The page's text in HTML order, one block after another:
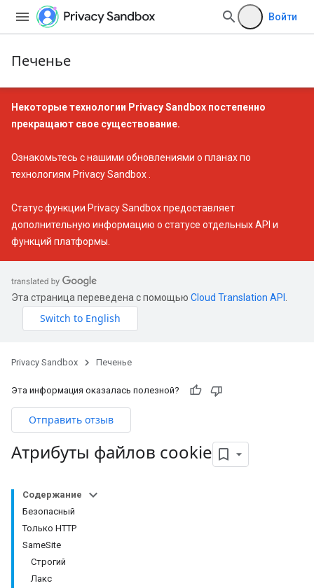
Войти
Печенье
Некоторые технологии Privacy Sandbox постепенно
прекращают свое существование.
Ознакомьтесь с нашими обновлениями о планах по
технологиям Privacy Sandbox
Статус функции Privacy Sandboxпредоставляет
дополнительную информацию о статусе отдельных API и
функций платформы.
Эта страница переведена с помощью Cloud Translation API
Privacy Sandbox Печенье
Эта информация оказалась полезной?
Отправить отзыв
Атрибуты файлов cookie
Содержание
Безопасный
Только HTTP
SameSite
Строгий
Лакс